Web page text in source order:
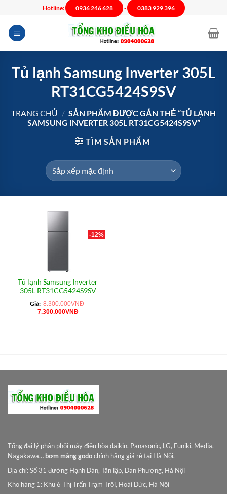
nội
dung
Hotline: 0936 246 628 - 0383 929 396
Tủ lạnh Samsung Inverter 305L
RT31CG5424S9SV
TRANG CHỦ / SẢN PHẨM ĐƯỢC GẮN THẺ “TỦ LẠNH
SAMSUNG INVERTER 305L RT31CG5424S9SV”
TÌM SẢN PHẨM
-12%
Tủ lạnh Samsung Inverter
305L RT31CG5424S9SV
Giá: 8.300.000VNĐ
Giá
7.300.000VNĐGiá
Tổng đại lý phân phối máy điều hòa daikin, Panasonic, LG, Funiki, Media,
Nagakawa… bơm màng godochính hãng giá rẻ tại Hà Nội.
Địa chỉ: Số 31 đường Hạnh Đàn, Tân lập, Đan Phượng, Hà Nội
Kho hàng 1: Khu 6 Thị Trấn Trạm Trôi, Hoài Đức, Hà Nội